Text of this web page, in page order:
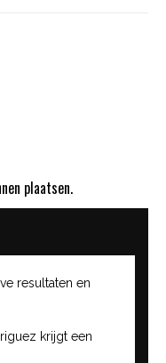
plaatsen.
resultaten en
krijgt een